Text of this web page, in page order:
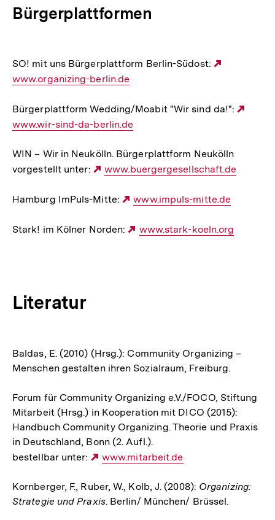
Bürgerplattformen
SO! mit uns Bürgerplattform Berlin-Südost:
www.organizing-berlin.de
Bürgerplattform Wedding/Moabit "Wir sind da!":
www.wir-sind-da-berlin.de
WIN – Wir in Neukölln. Bürgerplattform Neukölln
vorgestellt unter:
Externer
www.buergergesellschaft.de
Hamburg ImPuls-Mitte:
Externer
www.impuls-mitte.de
Stark! im Kölner Norden:
Externer
www.stark-koeln.org
Literatur
Baldas, E. (2010) (Hrsg.): Community Organizing –
Menschen gestalten ihren Sozialraum, Freiburg.
Forum für Community Organizing e.V./FOCO, Stiftung
Mitarbeit (Hrsg.) in Kooperation mit DICO (2015):
Handbuch Community Organizing. Theorie und Praxis
in Deutschland, Bonn (2. Aufl.).
bestellbar unter:
Externer
www.mitarbeit.de
Kornberger, F., Ruber, W., Kolb, J. (2008): Organizing:
Strategie und Praxis. Berlin/ München/ Brüssel.